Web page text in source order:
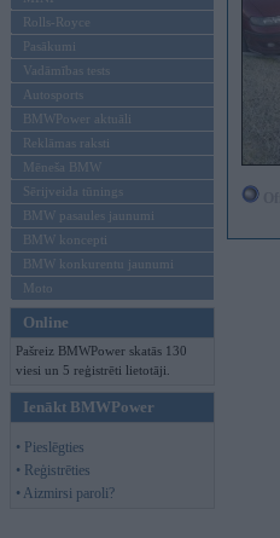
Rolls-Royce
Pasākumi
Vadāmības tests
Autosports
BMWPower aktuāli
Reklāmas raksti
Mēneša BMW
Sērijveida tūnings
BMW pasaules jaunumi
BMW koncepti
BMW konkurentu jaunumi
Moto
Online
Pašreiz BMWPower skatās 130
viesi un 5 reģistrēti lietotāji.
Ienākt BMWPower
• Pieslēgties
• Reģistrēties
• Aizmirsi paroli?